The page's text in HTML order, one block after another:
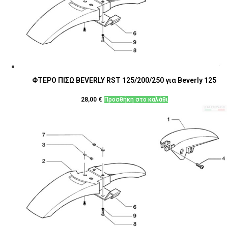
ΦΤΕΡΟ ΠΙΣΩ BEVERLY RST 125/200/250 για Beverly 125
28,00 € Προσθήκη στο καλάθι